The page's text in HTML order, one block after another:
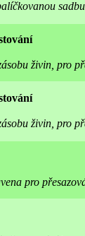
živin, pro
živin, pro
pro